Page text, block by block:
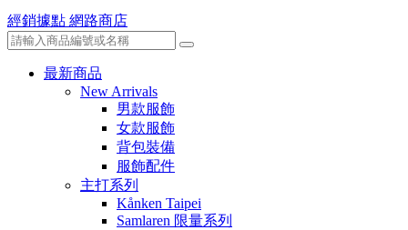
經銷據點 網路商店
最新商品
New Arrivals
男款服飾
女款服飾
背包裝備
服飾配件
主打系列
Kånken Taipei
Samlaren 限量系列